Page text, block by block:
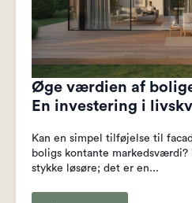
Øge værdien af
En investering i
Kan en simpel tilføjelse til
boligs kontante markedsværdi?
stykke løsøre; det er en...